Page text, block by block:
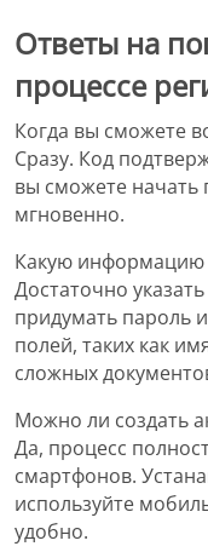
Ответы на
процессе
Когда вы сможете
Сразу. Код
вы сможете начать
мгновенно.
Какую информацию
Достаточно
придумать пароль
полей, таких как
сложных
Можно ли создать
Да, процесс
смартфонов.
используйте
удобно.